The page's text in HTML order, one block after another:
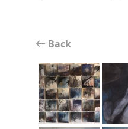
Back